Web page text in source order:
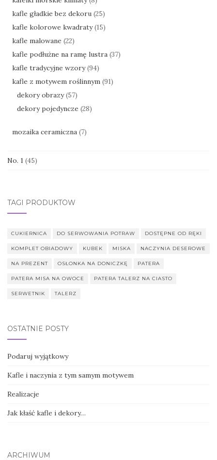
kafle gładkie bez dekoru (25)
kafle kolorowe kwadraty (15)
kafle malowane (22)
kafle podłużne na ramę lustra (37)
kafle tradycyjne wzory (94)
kafle z motywem roślinnym (91)
dekory obrazy (57)
dekory pojedyncze (28)
mozaika ceramiczna (7)
No. 1 (45)
TAGI PRODUKTÓW
CUKIERNICA DO SERWOWANIA POTRAW DOSTĘPNE OD RĘKI
KOMPLET OBIADOWY KUBEK MISKA NACZYNIA DESEROWE
NA PREZENT OSŁONKA NA DONICZKĘ PATERA
PATERA MISA NA OWOCE PATERA TALERZ NA CIASTO
SERWETNIK TALERZ
OSTATNIE POSTY
Podaruj wyjątkowy
Kafle i naczynia z tym samym motywem
Realizacje
Jak kłaść kafle i dekory…
ARCHIWUM